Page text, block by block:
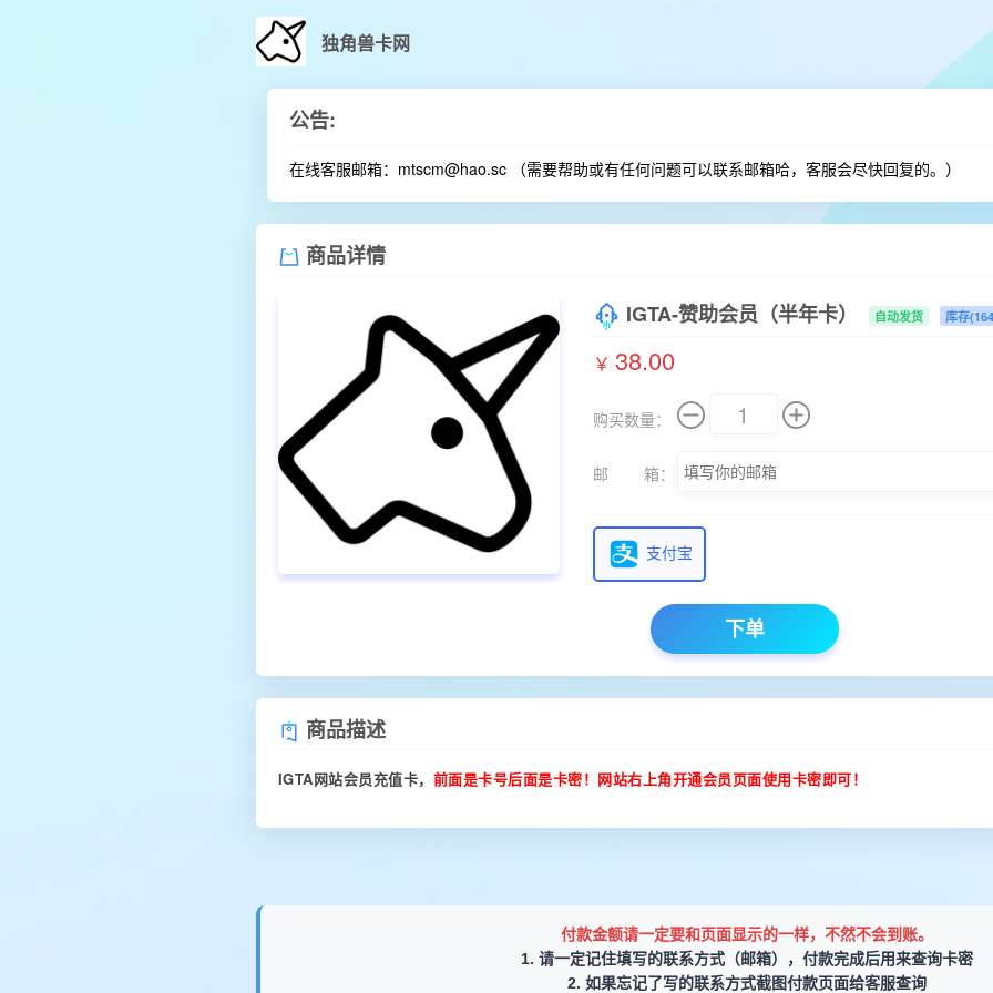
独角兽卡网
公告:
在线客服邮箱：mtscm@hao.sc （需要帮助或有任何问题可以联系邮箱哈，客服会尽快回复的。）
商品详情
IGTA-赞助会员（半年卡） 自动发货 库存
￥ 38.00
购买数量：
邮 箱：
支付宝
下单
商品描述
IGTA网站会员充值卡， 前面是卡号后面是卡密！网站右上角开通会员页面使用卡密即可！
付款金额请一定要和页面显示的一样，不然不会到账。
1. 请一定记住填写的联系方式（邮箱），付款完成后用来查询卡密
2. 如果忘记了写的联系方式截图付款页面给客服查询